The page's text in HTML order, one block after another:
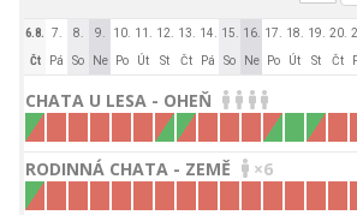
6.8.
Čt
7.
Pá
8.
So
9.
Ne
10.
Po
11.
Út
12.
St
13.
Čt
14.
Pá
15.
So
16.
Ne
17.
Po
18.
Út
19.
St
20.
Čt
CHATA U LESA - OHEŇ
RODINNÁ CHATA - ZEMĚ ×6